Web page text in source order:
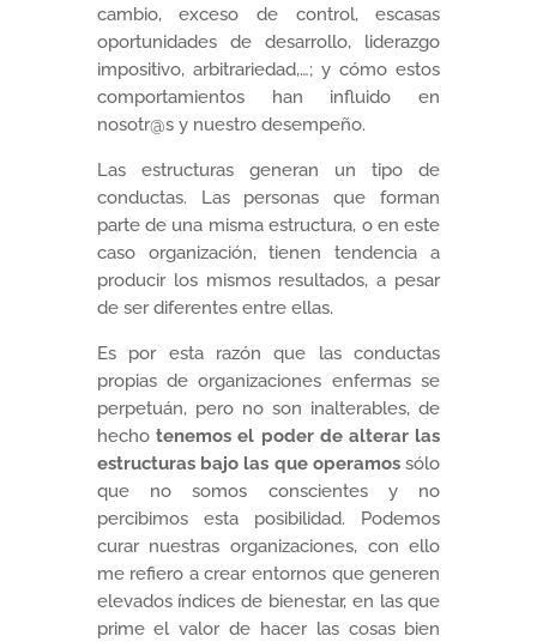
cambio, exceso de control, escasas
oportunidades de desarrollo, liderazgo
impositivo, arbitrariedad,…; y cómo estos
comportamientos han influido en
nosotr@s y nuestro desempeño.
Las estructuras generan un tipo de
conductas. Las personas que forman
parte de una misma estructura, o en este
caso organización, tienen tendencia a
producir los mismos resultados, a pesar
de ser diferentes entre ellas.
Es por esta razón que las conductas
propias de organizaciones enfermas se
perpetuán, pero no son inalterables, de
hecho tenemos el poder de alterar las
estructuras bajo las que operamos sólo
que no somos conscientes y no
percibimos esta posibilidad. Podemos
curar nuestras organizaciones, con ello
me refiero a crear entornos que generen
elevados índices de bienestar, en las que
prime el valor de hacer las cosas bien